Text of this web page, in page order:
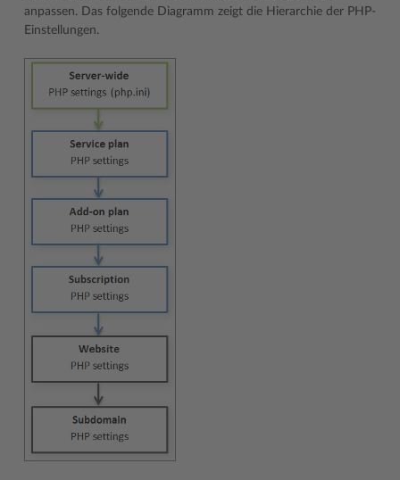
anpassen. Das folgende Diagramm zeigt die Hierarchie der PHP-
Einstellungen.